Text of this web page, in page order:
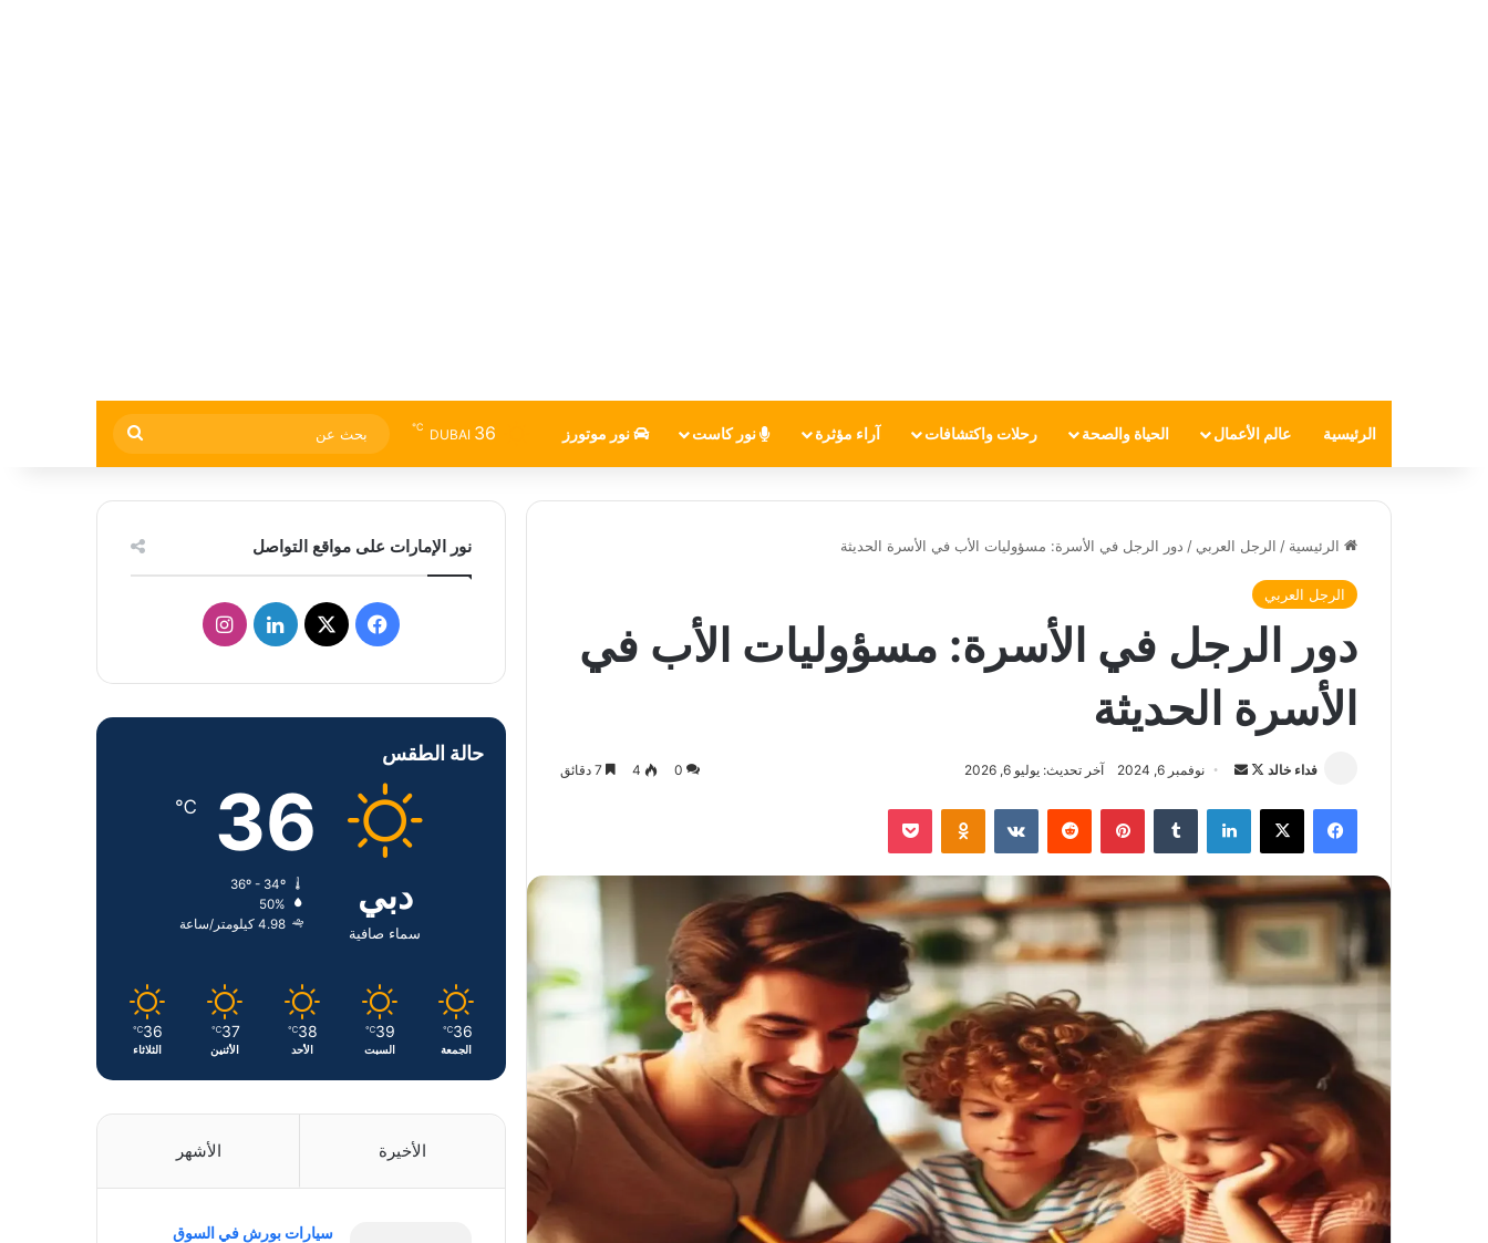
الرئيسية عالم الأعمال الحياة والصحة رحلات واكتشافات آراء مؤثرة نور كاست نور موتورز DUBAI 36
℃
بحث
عن
الرئيسية / الرجل العربي / دور الرجل في الأسرة: مسؤوليات الأب في الأسرة الحديثة
الرجل العربي
دور الرجل في الأسرة: مسؤوليات الأب في
الأسرة الحديثة
فداء خالد
ت
ع
ع
ل
س
ل
ب
ر
ا
ل
ك
و
ن
ي
نوفمبر 6, 2024 آخر تحديث: يوليو 6, 2026 0
4
فيسبوك لينكدإن بينتيريست
نور الإمارات على مواقع التواصل
ف
س
و
ك
ل
ن
د
إ
ن
ا
س
م
حالة الطقس
دبي
سماء صافية
36
℃
50%
4.98 كيلومتر/ساعة
36
℃
الجمعة
39
℃
السبت
38
℃
الأحد
37
℃
الأثنين
36
℃
الثلاثاء
الأخيرة الأشهر
سيارات بورش في السوق